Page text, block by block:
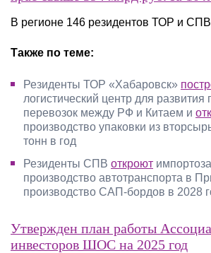
В регионе 146 резидентов ТОР и
Также по теме:
Резиденты ТОР «Хабаровск»
логистический центр для развития
перевозок между РФ и Китаем и
производство упаковки из
тонн в год
Резиденты СПВ откроют
производство автотранспорта в
производство САП-бордов в 2028
Утвержден план работы
инвесторов ШОС на 2025 год